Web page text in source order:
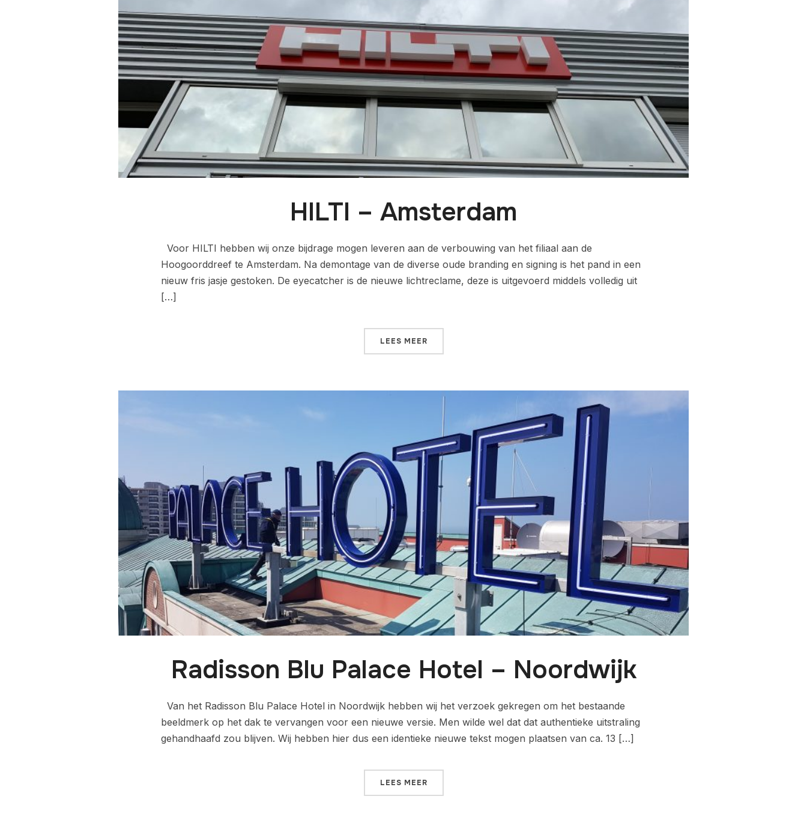
HILTI – Amsterdam
Voor HILTI hebben wij onze bijdrage mogen leveren aan de verbouwing van het filiaal aan de
Hoogoorddreef te Amsterdam. Na demontage van de diverse oude branding en signing is het pand in een
nieuw fris jasje gestoken. De eyecatcher is de nieuwe lichtreclame, deze is uitgevoerd middels volledig uit
[…]
LEES MEER
Radisson Blu Palace Hotel – Noordwijk
Van het Radisson Blu Palace Hotel in Noordwijk hebben wij het verzoek gekregen om het bestaande
beeldmerk op het dak te vervangen voor een nieuwe versie. Men wilde wel dat dat authentieke uitstraling
gehandhaafd zou blijven. Wij hebben hier dus een identieke nieuwe tekst mogen plaatsen van ca. 13 […]
LEES MEER